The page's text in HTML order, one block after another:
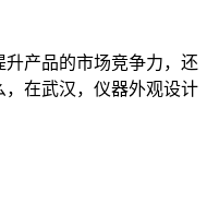
产品的市场竞争力，还
在武汉，仪器外观设计